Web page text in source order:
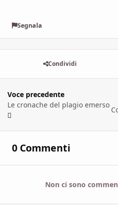
Segnala
Condividi
Voce precedente
Le cronache del plagio emerso
0 Commenti
Non ci sono